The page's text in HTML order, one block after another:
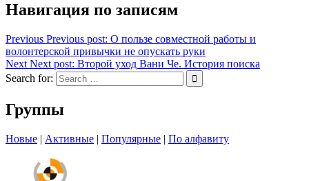
Навигация по записям
Previous Previous post: О пользе совместной работы и
волонтерской привычки не опускать руки
Next Next post: Второй уход Вани Че. История поиска
Search for:
Группы
Новые | Активные | Популярные | По алфавиту